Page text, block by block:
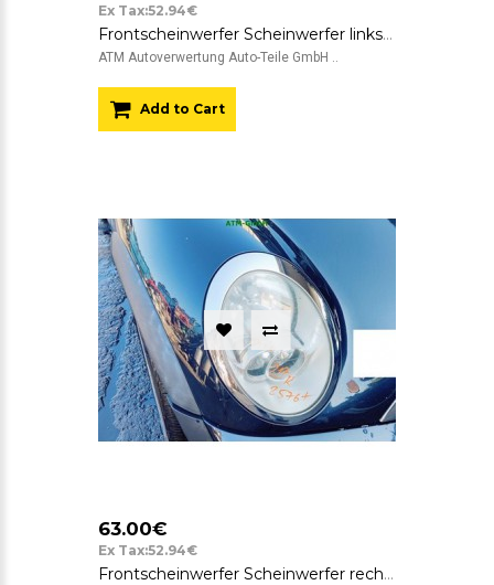
Ex Tax:52.94€
Frontscheinwerfer Scheinwerfer links Mini One R50 Fahrerseite
ATM Autoverwertung Auto-Teile GmbH ..
Add to Cart
63.00€
Ex Tax:52.94€
Frontscheinwerfer Scheinwerfer rechts Mini One R50 Beifahrerseite